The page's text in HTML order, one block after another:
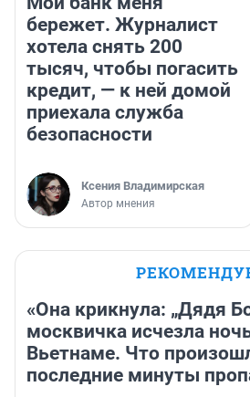
бережет. Журналист
хотела снять 200
тысяч, чтобы погасить
кредит, — к ней домой
приехала служба
безопасности
Ксения Владимирская
Автор мнения
«Она крикнула: „Дядя
москвичка исчезла
Вьетнаме. Что
последние минуты